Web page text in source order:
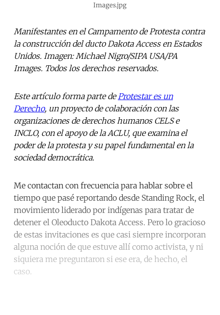
Images.jpg
Manifestantes en el Campamento de Protesta contra
la construcción del ducto Dakota Access en Estados
Unidos. Imagen: Michael Nigro/SIPA USA/PA
Images. Todos los derechos reservados.
Este artículo forma parte deProtestar es un
Derecho, un proyecto de colaboración con las
organizaciones de derechos humanos CELS e
INCLO, con el apoyo de la ACLU, que examina el
poder de la protesta y su papel fundamental en la
sociedad democrática.
Me contactan con frecuencia para hablar sobre el
tiempo que pasé reportando desde Standing Rock, el
movimiento liderado por indígenas para tratar de
detener el Oleoducto Dakota Access. Pero lo gracioso
de estas invitaciones es que casi siempre incorporan
alguna noción de que estuve allí como activista, y ni
siquiera me preguntaron si ese era, de hecho, el
caso.